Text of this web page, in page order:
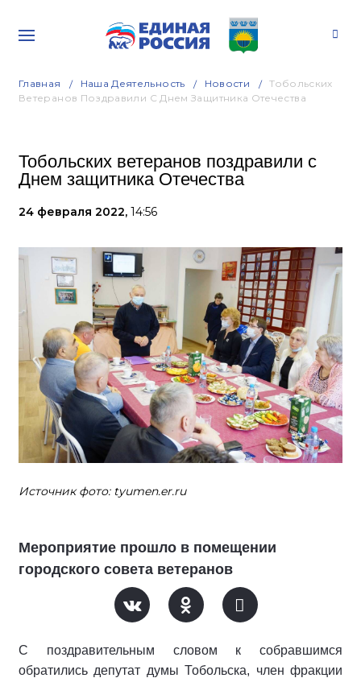
Главная Наша Деятельность Новости
Тобольских
Ветеранов Поздравили С Днем Защитника Отечества
Тобольских ветеранов поздравили с
Днем защитника Отечества
24 февраля 2022, 14:56
Источник фото: tyumen.er.ru
Мероприятие прошло в помещении
городского совета ветеранов
С поздравительным словом к собравшимся
обратились депутат думы Тобольска, член фракции